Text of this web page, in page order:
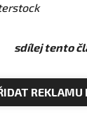
sdílej tento